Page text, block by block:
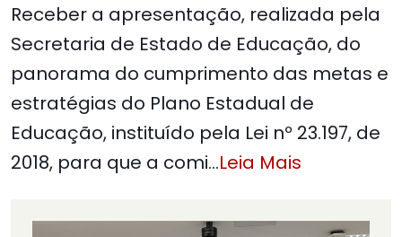
Receber a apresentação, realizada pela
Secretaria de Estado de Educação, do
panorama do cumprimento das metas e
estratégias do Plano Estadual de
Educação, instituído pela Lei nº 23.197, de
2018, para que a comi…Leia Mais